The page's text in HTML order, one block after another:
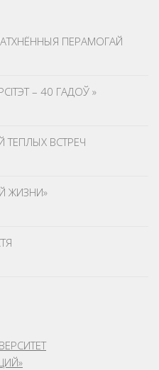
ПЕРАМОГАЙ
– 40 ГАДОЎ »
ТЕПЛЫХ ВСТРЕЧ
ЖИЗНИ»